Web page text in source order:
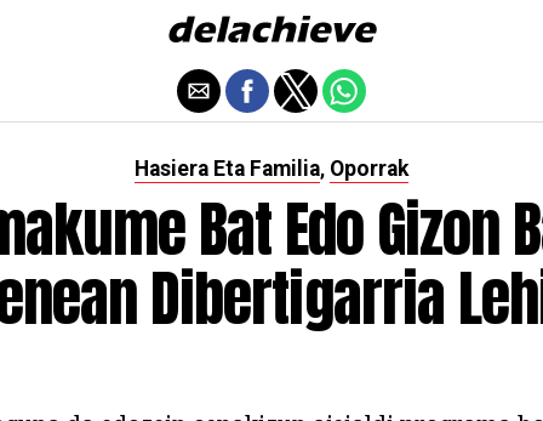
Hasiera Eta Familia, Oporrak
Bat Edo Gizon
Dibertigarria